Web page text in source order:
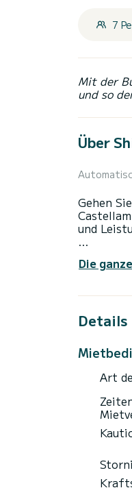
7
Mit der
und so
Über
Gehen
und
einer
Für Ihren
Dieses
folgende
Die
Details
Art